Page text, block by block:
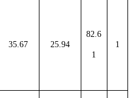
35.67 25.94
82.6
1
1